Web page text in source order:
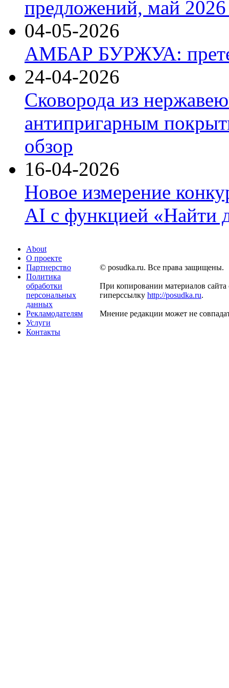
предложений, май 2026
04-05-2026
АМБАР БУРЖУА:
24-04-2026
Сковорода из
антипригарным
обзор
16-04-2026
Новое измерение
AI с функцией «Найти
About
О проекте
Партнерство
Политика
обработки
персональных
данных
Рекламодателям
Услуги
Контакты
© posudka.ru. Все права защищены.
При копировании материалов сайта
гиперссылку http://posudka.ru.
Мнение редакции может не